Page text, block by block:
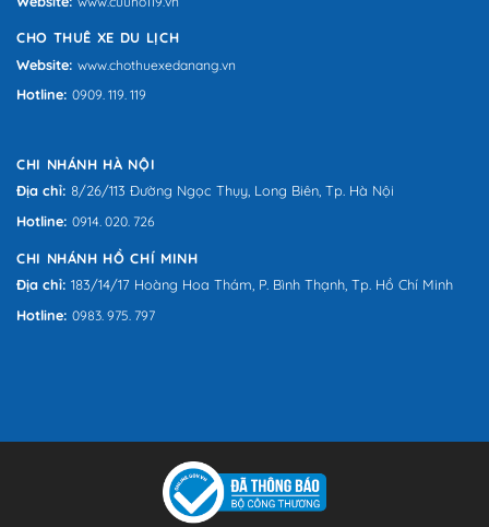
CHO THUÊ XE DU LỊCH
Website: www.chothuexedanang.vn
Hotline: 0909. 119. 119
CHI NHÁNH HÀ NỘI
Địa chỉ: 8/26/113 Đường Ngọc Thụy, Long Biên, Tp. Hà Nội
Hotline: 0914. 020. 726
CHI NHÁNH HỒ CHÍ MINH
Địa chỉ: 183/14/17 Hoàng Hoa Thám, P. Bình Thạnh, Tp. Hồ Chí Minh
Hotline: 0983. 975. 797